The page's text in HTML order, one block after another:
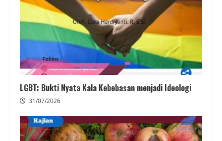
LGBT: Bukti Nyata Kala Kebebasan menjadi Ideologi
31/07/2026